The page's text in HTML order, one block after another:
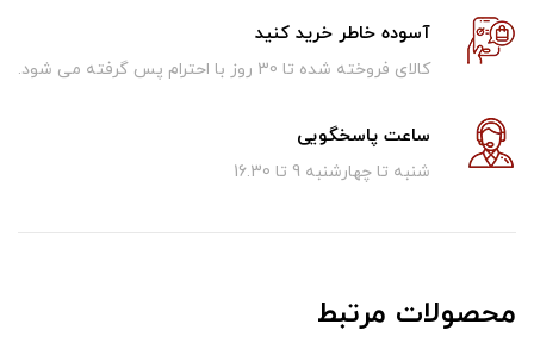
آسوده خاطر خرید کنید
کالای فروخته شده تا 30 روز با احترام پس گرفته می شود.
ساعت پاسخگویی
شنبه تا چهارشنبه 9 تا 16.30
محصولات مرتبط